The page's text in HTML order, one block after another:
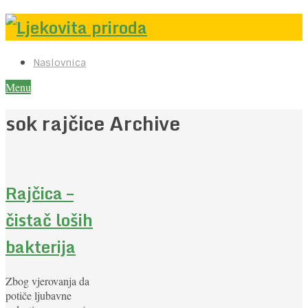
Naslovnica
Menu
sok rajčice Archive
Rajčica –
čistač loših
bakterija
Zbog vjerovanja da
potiče ljubavne